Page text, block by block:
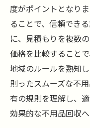
度がポイントとなり
ることで、信頼でき
に、見積もりを複数
価格を比較すること
地域のルールを熟知
則ったスムーズな不
有の規則を理解し、
効果的な不用品回収へ